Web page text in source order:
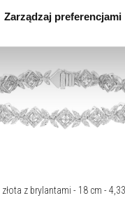
również wybrać jaki
wybranych przez Ciebie
Zarządzaj preferencjami
z brylantami - 18 cm -